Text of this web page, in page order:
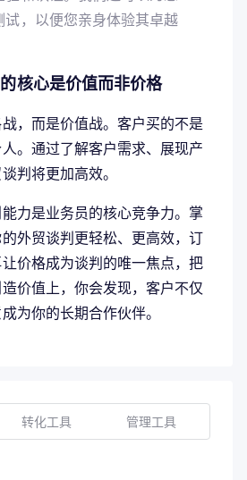
试，以便您亲身体验其卓越
核心是价值而非价格
，而是价值战。客户买的不是
。通过了解客户需求、展现产
判将更加高效。
力是业务员的核心竞争力。掌
外贸谈判更轻松、更高效，订
价格成为谈判的唯一焦点，把
价值上，你会发现，客户不仅
为你的长期合作伙伴。
转化工具 管理工具